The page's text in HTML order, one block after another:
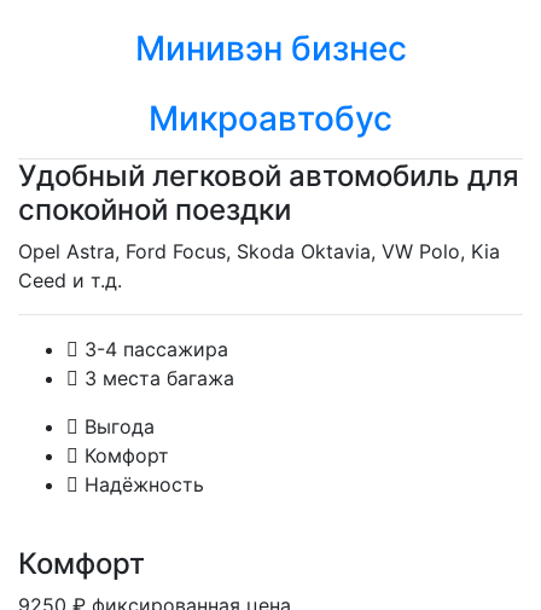
Минивэн бизнес
Микроавтобус
Удобный легковой автомобиль для
спокойной поездки
Opel Astra, Ford Focus, Skoda Oktavia, VW Polo, Kia
Ceed и т.д.
3-4 пассажира
3 места багажа
Выгода
Комфорт
Надёжность
Комфорт
9250 ₽ фиксированная цена